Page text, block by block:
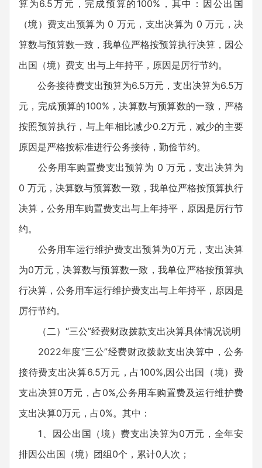
算为6.5万元，完成预算的100%，其中：因公出国
（境）费支出预算为 0 万元，支出决算为 0 万元，决
算数与预算数一致，我单位严格按预算执行决算，因公
出国（境）费支 出与上年持平，原因是厉行节约。
公务接待费支出预算为6.5万元，支出决算为6.5万
元，完成预算的100%，决算数与预算数的一致，严格
按照预算执行，与上年相比减少0.2万元，减少的主要
原因是严格按标准进行公务接待，勤俭节约。
公务用车购置费支出预算为 0 万元，支出决算为
0 万元，决算数与预算数一致，我单位严格按预算执行
决算，公务用车购置费支出与上年持平，原因是厉行节
约。
公务用车运行维护费支出预算为0万元，支出决算
为0万元，决算数与预算数一致，我单位严格按预算执
行决算，公务用车运行维护费支出与上年持平，原因是
厉行节约。
（二）“三公”经费财政拨款支出决算具体情况说明
2022年度“三公”经费财政拨款支出决算中，公务
接待费支出决算6.5万元，占100%,因公出国（境）费
支出决算0万元，占0%,公务用车购置费及运行维护费
支出决算0万元，占0%。其中：
1、因公出国（境）费支出决算为0万元，全年安
排因公出国（境）团组0个，累计0人次；